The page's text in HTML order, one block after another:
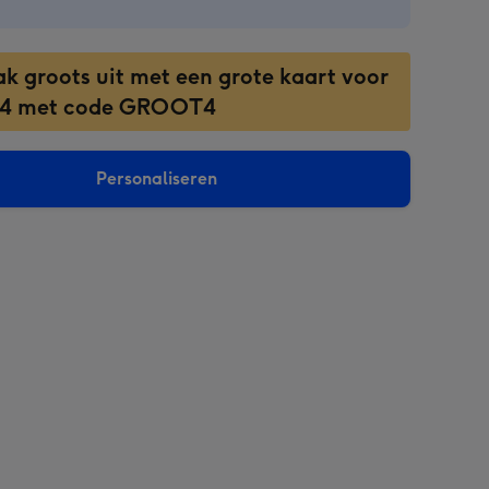
groots uit met een grote kaart voor
met code GROOT4
Personaliseren